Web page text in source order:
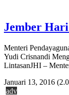
Jember
Menteri
Yudi Crisnandi
LintasanJHI –
Januari 13, 2016
adv